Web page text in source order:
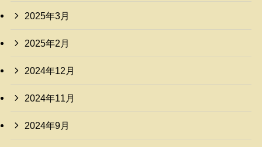
2025年3月
2025年2月
2024年12月
2024年11月
2024年9月